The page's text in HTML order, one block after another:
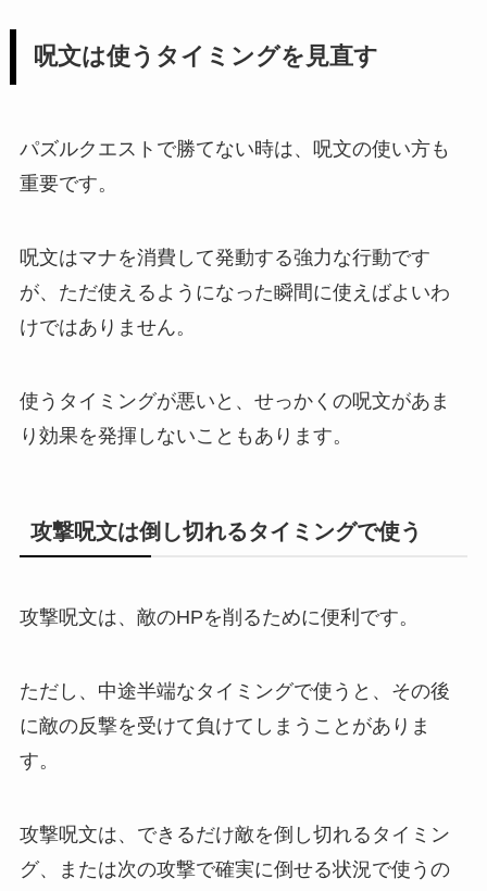
呪文は使うタイミングを見直す
パズルクエストで勝てない時は、呪文の使い方も
重要です。
呪文はマナを消費して発動する強力な行動です
が、ただ使えるようになった瞬間に使えばよいわ
けではありません。
使うタイミングが悪いと、せっかくの呪文があま
り効果を発揮しないこともあります。
攻撃呪文は倒し切れるタイミングで使う
攻撃呪文は、敵のHPを削るために便利です。
ただし、中途半端なタイミングで使うと、その後
に敵の反撃を受けて負けてしまうことがありま
す。
攻撃呪文は、できるだけ敵を倒し切れるタイミン
グ、または次の攻撃で確実に倒せる状況で使うの